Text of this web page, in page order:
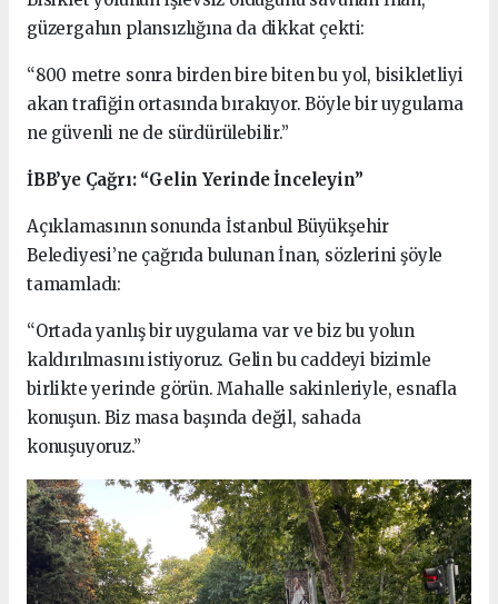
güzergahın plansızlığına da dikkat çekti:
“800 metre sonra birden bire biten bu yol, bisikletliyi
akan trafiğin ortasında bırakıyor. Böyle bir uygulama
ne güvenli ne de sürdürülebilir.”
İBB’ye Çağrı: “Gelin Yerinde İnceleyin”
Açıklamasının sonunda İstanbul Büyükşehir
Belediyesi’ne çağrıda bulunan İnan, sözlerini şöyle
tamamladı:
“Ortada yanlış bir uygulama var ve biz bu yolun
kaldırılmasını istiyoruz. Gelin bu caddeyi bizimle
birlikte yerinde görün. Mahalle sakinleriyle, esnafla
konuşun. Biz masa başında değil, sahada
konuşuyoruz.”